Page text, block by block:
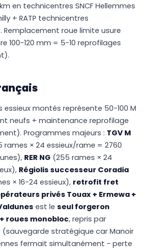
en technicentres SNCF Hellemmes
+ RATP technicentres
roue limite usure
100-120 mm = 5-10 reprofilages
essieux montés représente 50-100 M
neufs + maintenance reprofilage
Programmes majeurs : TGV M
rames × 24 essieux/rame = 2760
RER NG (255 rames × 24
Régiolis successeur Coradia
× 16-24 essieux), retrofit fret
privés Touax + Ermewa +
est le seul forgeron
roues monobloc, repris par
(sauvegarde stratégique car Manoir
fermait simultanément - perte